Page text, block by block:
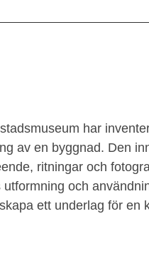
har
av en byggnad. Den
ritningar och
och
ett underlag för en